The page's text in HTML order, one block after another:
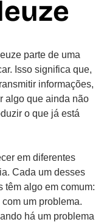
parte de uma
Isso significa que,
informações,
algo que ainda não
o que já está
em diferentes
Cada um desses
têm algo em comum:
um problema.
há um problema